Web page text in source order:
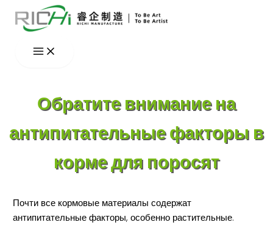
Перейти
Обратите внимание на
антипитательные факторы в
корме для поросят
Почти все кормовые материалы содержат
антипитательные факторы, особенно растительные.